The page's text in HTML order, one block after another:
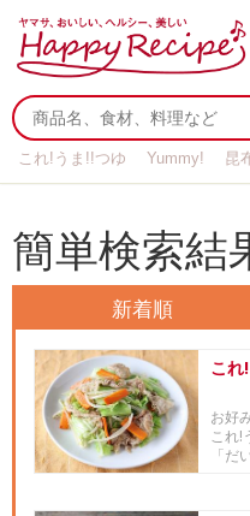
これ!うま!!つゆ Yummy! 昆
簡単検索結
新着順
これ
お好
これ!
「